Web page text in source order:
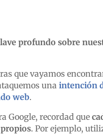
profundo sobre
que vayamos
una intención
web.
Google, recordad que
. Por ejemplo,